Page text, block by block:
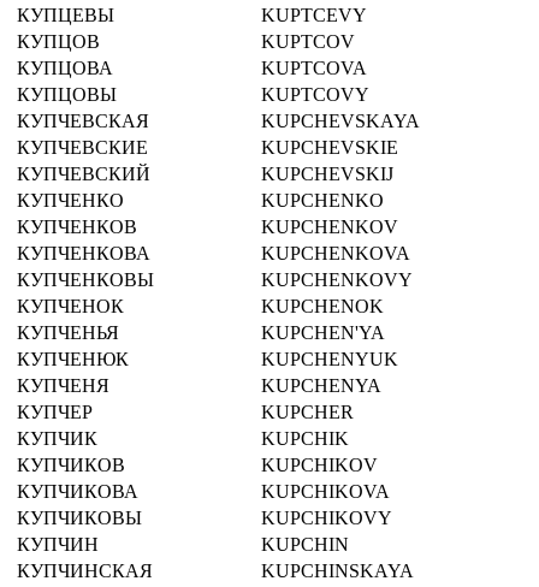
КУПЦЕВЫ
KUPTCEVY
КУПЦОВ
KUPTCOV
КУПЦОВА
KUPTCOVA
КУПЦОВЫ
KUPTCOVY
КУПЧЕВСКАЯ
KUPCHEVSKAYA
КУПЧЕВСКИЕ
KUPCHEVSKIE
КУПЧЕВСКИЙ
KUPCHEVSKIJ
КУПЧЕНКО
KUPCHENKO
КУПЧЕНКОВ
KUPCHENKOV
КУПЧЕНКОВА
KUPCHENKOVA
КУПЧЕНКОВЫ
KUPCHENKOVY
КУПЧЕНОК
KUPCHENOK
КУПЧЕНЬЯ
KUPCHEN'YA
КУПЧЕНЮК
KUPCHENYUK
КУПЧЕНЯ
KUPCHENYA
КУПЧЕР
KUPCHER
КУПЧИК
KUPCHIK
КУПЧИКОВ
KUPCHIKOV
КУПЧИКОВА
KUPCHIKOVA
КУПЧИКОВЫ
KUPCHIKOVY
КУПЧИН
KUPCHIN
КУПЧИНСКАЯ
KUPCHINSKAYA